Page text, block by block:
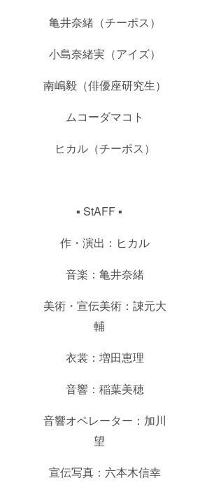
亀井奈緒（チーポス）
小島奈緒実（アイズ）
南嶋毅（俳優座研究生）
ムコーダマコト
ヒカル（チーポス）
▪ StAFF ▪
作・演出：ヒカル
音楽：亀井奈緒
美術・宣伝美術：諌元大
輔
衣裳：増田恵理
音響：稲葉美穂
音響オペレーター：加川
望
宣伝写真：六本木信幸